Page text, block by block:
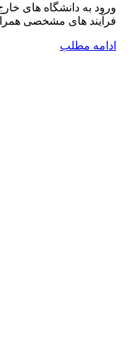
ورود به دانشگاه ‌های
فرآیند های مشخصی
ادامه مطلب